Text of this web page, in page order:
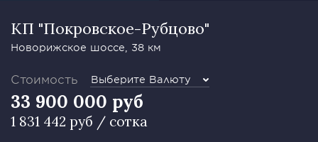
КП "Покровское-Рубцово"
Новорижское шоссе, 38 км
Стоимость Выберите Валюту
33 900 000 руб
1 831 442 руб / сотка